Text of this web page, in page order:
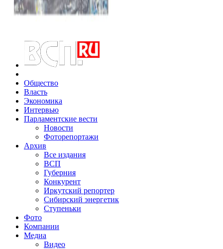
Общество
Власть
Экономика
Интервью
Парламентские вести
Новости
Фоторепортажи
Архив
Все издания
ВСП
Губерния
Конкурент
Иркутский репортер
Сибирский энергетик
Ступеньки
Фото
Компании
Медиа
Видео